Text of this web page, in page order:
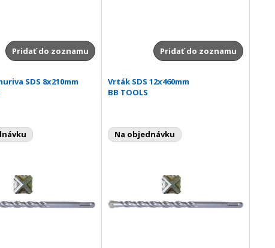
Pridať do zoznamu Pridať do zoznamu
SDS 8x210mm
Vrták SDS 12x460mm
BB TOOLS
Na objednávku